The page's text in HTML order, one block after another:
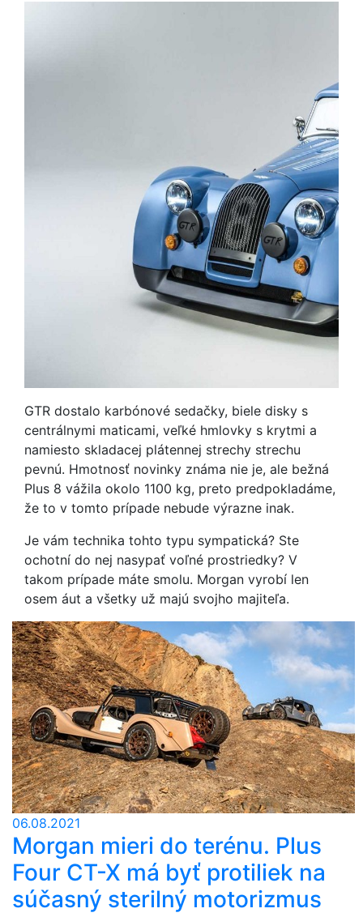
GTR dostalo karbónové sedačky, biele disky s
centrálnymi maticami, veľké hmlovky s krytmi a
namiesto skladacej plátennej strechy strechu
pevnú. Hmotnosť novinky známa nie je, ale bežná
Plus 8 vážila okolo 1100 kg, preto predpokladáme,
že to v tomto prípade nebude výrazne inak.
Je vám technika tohto typu sympatická? Ste
ochotní do nej nasypať voľné prostriedky? V
takom prípade máte smolu. Morgan vyrobí len
osem áut a všetky už majú svojho majiteľa.
06.08.2021
Morgan mieri do terénu. Plus
Four CT-X má byť protiliek na
súčasný sterilný motorizmus